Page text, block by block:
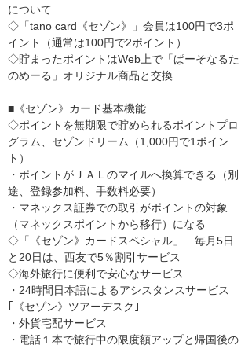
について
◇「tano card《セゾン》」会員は100円で3ポ
イント（通常は100円で2ポイント）
◇貯まったポイントはWeb上で「ぱーそなるた
のめーる」オリジナル商品と交換
■《セゾン》カード基本機能
◇ポイントを無期限で貯められるポイントプロ
グラム、セゾンドリーム（1,000円で1ポイン
ト）
・ポイントがＪＡＬのマイルへ換算できる（別
途、登録参加料、手数料必要）
・マネックス証券での取引がポイントの対象
（マネックスポイントから移行）になる
◇「《セゾン》カードスペシャル」 毎月5日
と20日は、西友で5％割引サービス
◇海外旅行に便利で安心なサービス
・24時間日本語によるアシスタンスサービス
｢《セゾン》ツアーデスク｣
・外貨宅配サービス
・電話１本で旅行中の限度額アップと帰国後の